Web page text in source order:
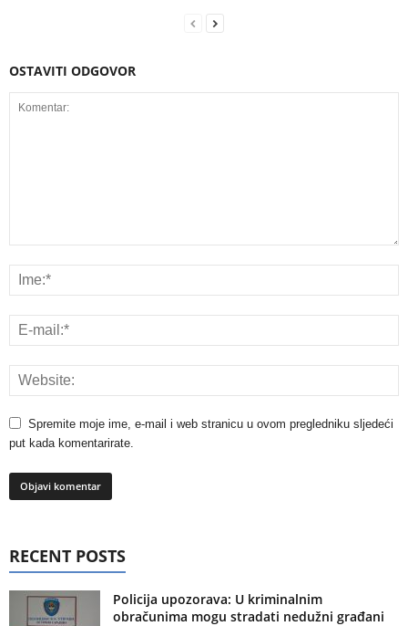
OSTAVITI ODGOVOR
Spremite moje ime, e-mail i web stranicu u ovom pregledniku sljedeći
put kada komentarirate.
RECENT POSTS
Policija upozorava: U kriminalnim
obračunima mogu stradati nedužni građani